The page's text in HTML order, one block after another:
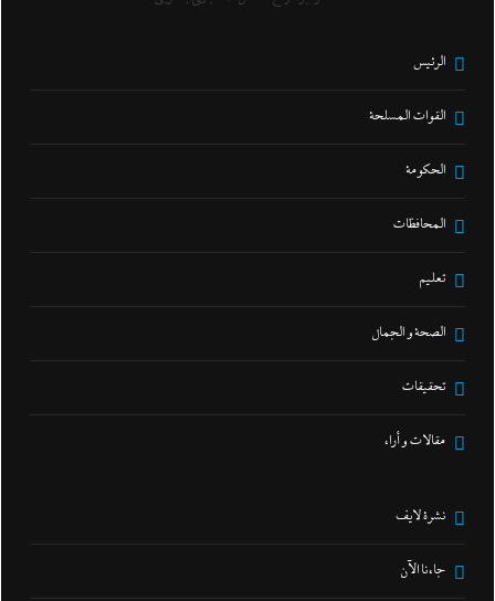
الرئيس
القوات المسلحة
الحكومة
المحافظات
تعليم
الصحة و الجمال
تحقيقات
مقالات و أراء
نشرة لايف
جاءنا الآن